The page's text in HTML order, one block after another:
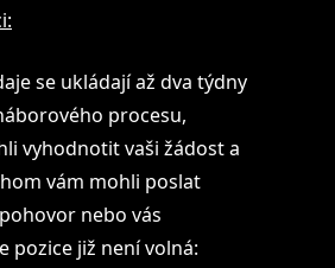
se ukládají až dva týdny
procesu,
vyhodnotit vaši žádost a
vám mohli poslat
nebo vás
pozice již není volná: